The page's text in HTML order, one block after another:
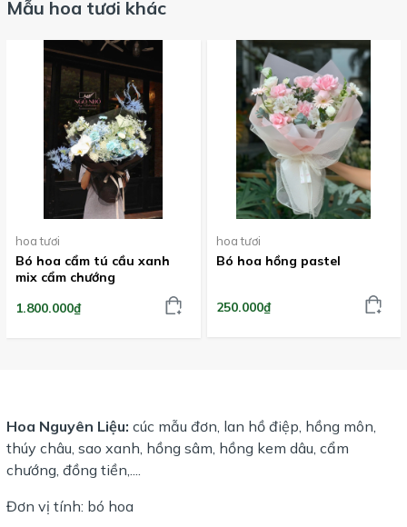
Mẫu hoa tươi khác
hoa tươi
Bó hoa cẩm tú cầu xanh
mix cẩm chướng
1.800.000₫
hoa tươi
Bó hoa hồng pastel
250.000₫
Hoa Nguyên Liệu: cúc mẫu đơn, lan hồ điệp, hồng môn,
thúy châu, sao xanh, hồng sâm, hồng kem dâu, cẩm
chướng, đồng tiền,....
Đơn vị tính: bó hoa